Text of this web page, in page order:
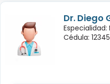
Dr. Diego
Cédula: